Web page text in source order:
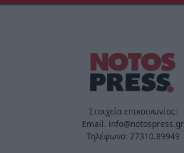
Στοιχεία επικοινωνίας:
Email. info@notospress.gr
Τηλέφωνο: 27310.89949